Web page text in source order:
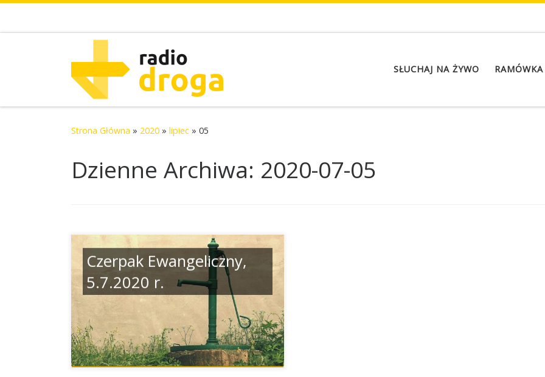
SŁUCHAJ NA ŻYWO RAMÓWKA
Strona Główna » 2020 » lipiec » 05
Dzienne Archiwa: 2020-07-05
Czerpak Ewangeliczny,
5.7.2020 r.